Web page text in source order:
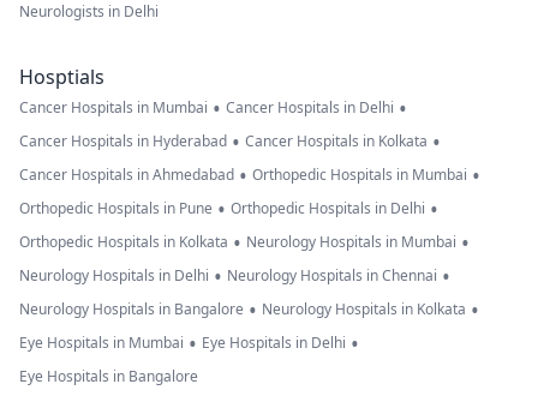
Neurologists in Delhi
Hosptials
Cancer Hospitals in Mumbai • Cancer Hospitals in Delhi •
Cancer Hospitals in Hyderabad • Cancer Hospitals in Kolkata •
Cancer Hospitals in Ahmedabad • Orthopedic Hospitals in Mumbai •
Orthopedic Hospitals in Pune • Orthopedic Hospitals in Delhi •
Orthopedic Hospitals in Kolkata • Neurology Hospitals in Mumbai •
Neurology Hospitals in Delhi • Neurology Hospitals in Chennai •
Neurology Hospitals in Bangalore • Neurology Hospitals in Kolkata •
Eye Hospitals in Mumbai • Eye Hospitals in Delhi •
Eye Hospitals in Bangalore